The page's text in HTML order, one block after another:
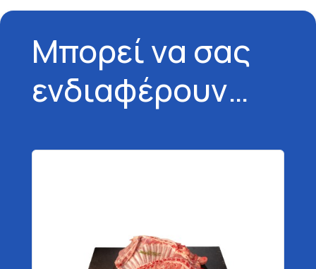
Μπορεί να σας
ενδιαφέρουν…